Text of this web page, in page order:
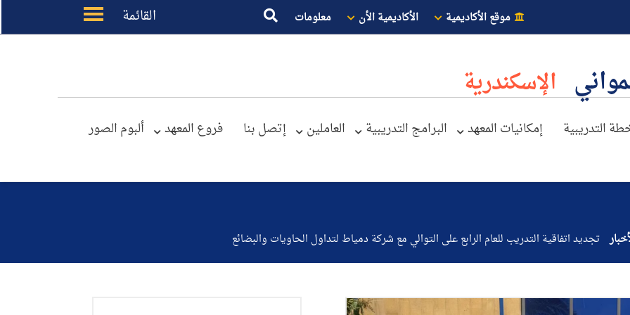
موقع الأكاديمية الأكاديمية الأن معلومات القائمة
الإسكندرية
التدريبية إمكانيات المعهد البرامج التدريبية العاملين إتصل بنا فروع المعهد ألبوم الصور
تجديد اتفاقية التدريب للعام الرابع على التوالي مع شركة دمياط لتداول الحاويات والبضائع